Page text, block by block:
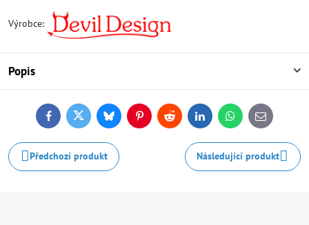
Výrobce:
Popis
FacebookTwitterBlueskyPinterestReddit LinkedInWhatsApp
E-
mail
Předchozí produkt Následující produkt